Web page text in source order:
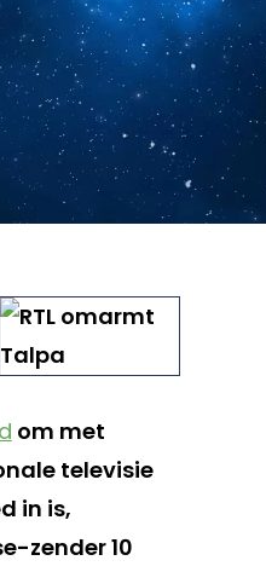
om met
televisie
in is,
zender 10